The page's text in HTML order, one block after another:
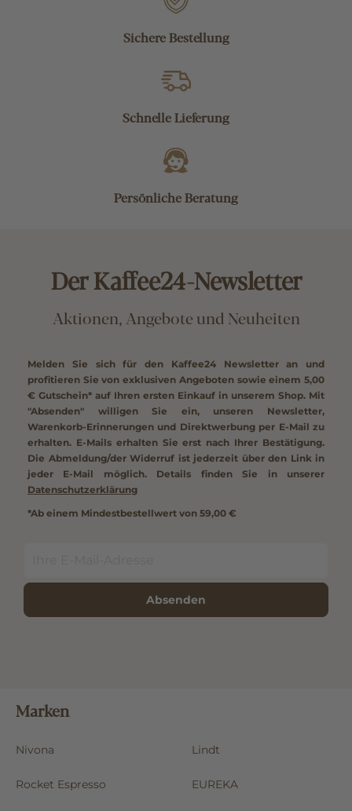
Sichere Bestellung
Schnelle Lieferung
Persönliche Beratung
Der Kaffee24-Newsletter
Aktionen, Angebote und Neuheiten
Melden Sie sich für den Kaffee24 Newsletter an und
profitieren Sie von exklusiven Angeboten sowie einem 5,00
€ Gutschein* auf Ihren ersten Einkauf in unserem Shop. Mit
"Absenden" willigen Sie ein, unseren Newsletter,
Warenkorb-Erinnerungen und Direktwerbung per E-Mail zu
erhalten. E-Mails erhalten Sie erst nach Ihrer Bestätigung.
Die Abmeldung/der Widerruf ist jederzeit über den Link in
jeder E-Mail möglich. Details finden Sie in unserer
Datenschutzerklärung
*Ab einem Mindestbestellwert von 59,00 €
Absenden
Marken
Nivona Lindt
Rocket Espresso EUREKA